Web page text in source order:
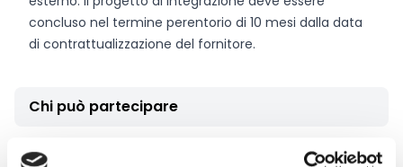
concluso nel termine perentorio di 10 mesi dalla data
di contrattualizzazione del fornitore.
Chi può partecipare
Possono partecipare tutte le
amministrazioni